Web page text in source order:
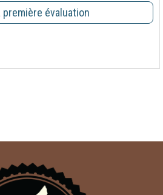
première évaluation